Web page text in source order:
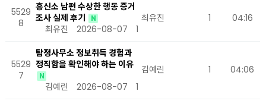
5529
8
흥신소 남편 수상한 행동 증거
조사 실제 후기
N
최유진 2026-08-07 1
최유진 1 04:16
5529
7
탐정사무소 정보취득 경험과
정직함을 확인해야 하는 이유
N
김예린 2026-08-07 1
김예린 1 04:06